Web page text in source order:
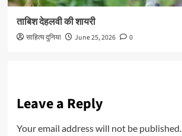
ताबिश देहलवी की शायरी
साहित्य दुनिया June 25, 2026 0
Leave a Reply
Your email address will not be published.